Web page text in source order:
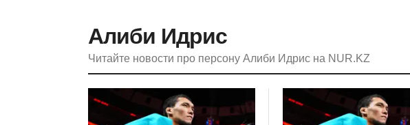
Алиби Идрис
Читайте новости про персону Алиби Идрис на NUR.KZ